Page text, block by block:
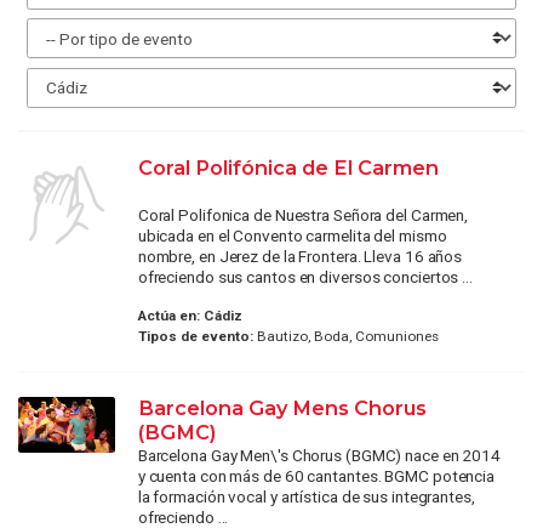
Coral Polifónica de El Carmen
Coral Polifonica de Nuestra Señora del Carmen,
ubicada en el Convento carmelita del mismo
nombre, en Jerez de la Frontera. Lleva 16 años
ofreciendo sus cantos en diversos conciertos ...
Actúa en: Cádiz
Tipos de evento:Bautizo, Boda, Comuniones
Barcelona Gay Mens Chorus
(BGMC)
Barcelona Gay Men\'s Chorus (BGMC) nace en 2014
y cuenta con más de 60 cantantes. BGMC potencia
la formación vocal y artística de sus integrantes,
ofreciendo ...